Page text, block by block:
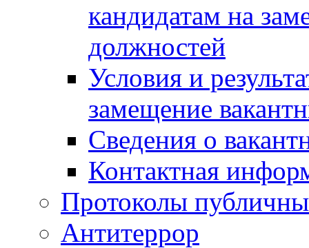
кандидатам на
должностей
Условия и
замещение
Сведения о
Контактная
Протоколы
Антитеррор